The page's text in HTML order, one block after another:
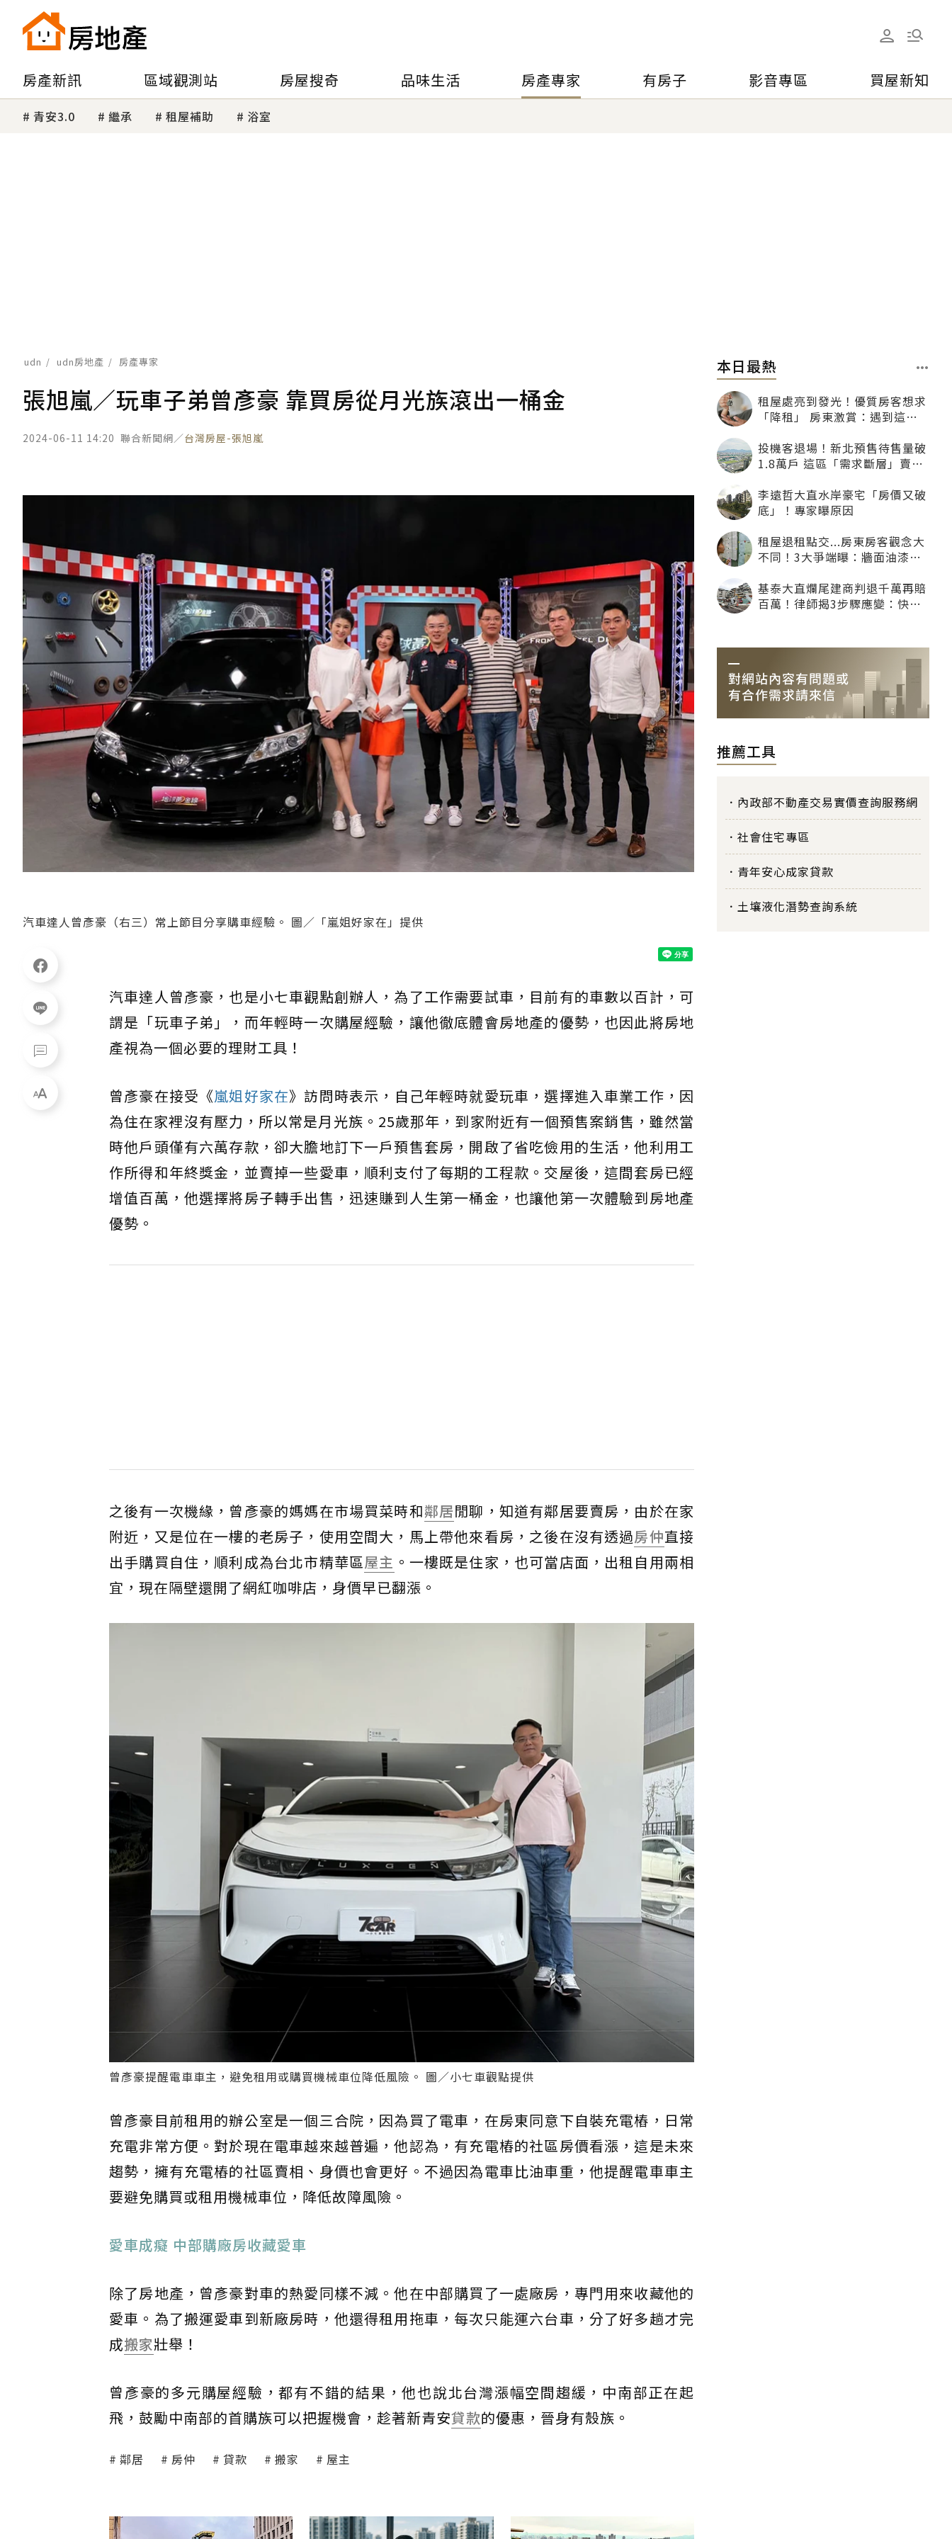
房產新訊 區域觀測站 房屋搜奇 品味生活 房產專家 有房子 影音專區 買屋新知
青安3.0 繼承 租屋補助 浴室
udn udn房地產 房產專家
張旭嵐／玩車子弟曾彥豪 靠買房從月光族滾出一桶金
2024-06-11 14:20 聯合新聞網／台灣房屋-張旭嵐
汽車達人曾彥豪（右三）常上節目分享購車經驗。 圖／「嵐姐好家在」提供
汽車達人曾彥豪，也是小七車觀點創辦人，為了工作需要試車，目前有的車數以百計，可
謂是「玩車子弟」，而年輕時一次購屋經驗，讓他徹底體會房地產的優勢，也因此將房地
產視為一個必要的理財工具！
曾彥豪在接受《嵐姐好家在》訪問時表示，自己年輕時就愛玩車，選擇進入車業工作，因
為住在家裡沒有壓力，所以常是月光族。25歲那年，到家附近有一個預售案銷售，雖然當
時他戶頭僅有六萬存款，卻大膽地訂下一戶預售套房，開啟了省吃儉用的生活，他利用工
作所得和年終獎金，並賣掉一些愛車，順利支付了每期的工程款。交屋後，這間套房已經
增值百萬，他選擇將房子轉手出售，迅速賺到人生第一桶金，也讓他第一次體驗到房地產
優勢。
之後有一次機緣，曾彥豪的媽媽在市場買菜時和鄰居閒聊，知道有鄰居要賣房，由於在家
附近，又是位在一樓的老房子，使用空間大，馬上帶他來看房，之後在沒有透過房仲直接
出手購買自住，順利成為台北市精華區屋主 。一樓既是住家，也可當店面，出租自用兩相
宜，現在隔壁還開了網紅咖啡店，身價早已翻漲。
曾彥豪提醒電車車主，避免租用或購買機械車位降低風險。 圖／小七車觀點提供
曾彥豪目前租用的辦公室是一個三合院，因為買了電車，在房東同意下自裝充電樁，日常
充電非常方便。對於現在電車越來越普遍，他認為，有充電樁的社區房價看漲，這是未來
趨勢，擁有充電樁的社區賣相、身價也會更好。不過因為電車比油車重，他提醒電車車主
要避免購買或租用機械車位，降低故障風險。
愛車成癡 中部購廠房收藏愛車
除了房地產，曾彥豪對車的熱愛同樣不減。他在中部購買了一處廠房，專門用來收藏他的
愛車。為了搬運愛車到新廠房時，他還得租用拖車，每次只能運六台車，分了好多趟才完
成搬家壯舉！
曾彥豪的多元購屋經驗，都有不錯的結果，他也說北台灣漲幅空間趨緩，中南部正在起
飛，鼓勵中南部的首購族可以把握機會，趁著新青安貸款的優惠，晉身有殼族。
鄰居 房仲 貸款 搬家 屋主
本日最熱
租屋處亮到發光！優質房客想求
「降租」 房東激賞：遇到這種
投機客退場！新北預售待售量破
1.8萬戶 這區「需求斷層」賣壓
李遠哲大直水岸豪宅「房價又破
底」！專家曝原因
租屋退租點交...房東房客觀念大
不同！3大爭端曝：牆面油漆、
基泰大直爛尾建商判退千萬再賠
百萬！律師揭3步驟應變：快通
推薦工具
內政部不動產交易實價查詢服務網
社會住宅專區
青年安心成家貸款
土壤液化潛勢查詢系統